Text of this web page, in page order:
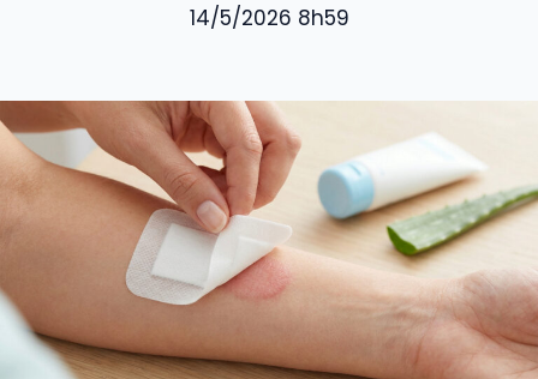
14/5/2026 8h59